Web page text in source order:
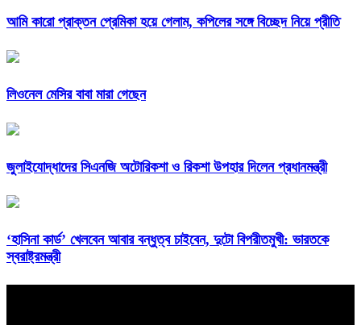
আমি কারো প্রাক্তন প্রেমিকা হয়ে গেলাম, কপিলের সঙ্গে বিচ্ছেদ নিয়ে প্রীতি
লিওনেল মেসির বাবা মারা গেছেন
জুলাইযোদ্ধাদের সিএনজি অটোরিকশা ও রিকশা উপহার দিলেন প্রধানমন্ত্রী
‘হাসিনা কার্ড’ খেলবেন আবার বন্ধুত্ব চাইবেন, দুটো বিপরীতমুখী: ভারতকে
স্বরাষ্ট্রমন্ত্রী